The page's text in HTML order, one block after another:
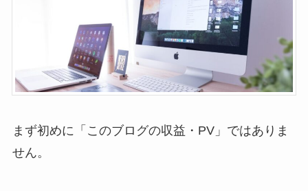
まず初めに 「このブログの収益・PV」ではありま
せん。